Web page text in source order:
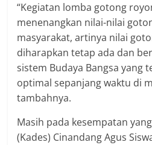
“Kegiatan lomba gotong
menenangkan nilai-nilai
masyarakat, artinya nilai
diharapkan tetap ada dan
sistem Budaya Bangsa yang
optimal sepanjang waktu di
tambahnya.
Masih pada kesempatan
(Kades) Cinandang Agus